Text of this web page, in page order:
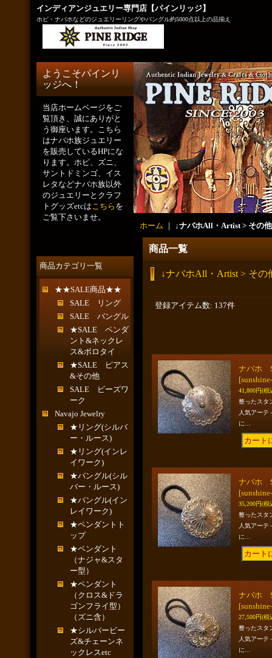
インディアンジュエリー専門店【パインリッジ】
ホピ・ナバホなどのジュエリーリングやバングル約5000点以上の品揃え
ようこそパインリ
ッジへ！
当店ホームページをご
覧頂き、誠にありがと
う御座います。こちら
はナバホ族ジュエリー
を販売しているHPにな
ります。ホピ、ズニ、
サントドミンゴ、イス
レタなどナバホ族以外
のジュエリーとクラフ
トグッズetcはこちら を
ご覧下さいませ。
商品カテゴリ一覧
★★SALE商品★★
SALE リング
SALE バングル
★SALE ペンダ
ント&ネックレ
ス&ボロタイ
★SALE ピアス
&その他
SALE ビーズワ
ーク
Navajo Jewelry
★リング(シルバ
ー・ルース)
★リング(インレ
イワーク)
★バングル(シル
バー・ルース)
★バングル(イン
レイワーク)
★ペンダントト
ップ
★ペンダント
（ナジャ&スタ
ー型）
★ペンダント
（クロス&ドラ
ゴンフライ型）
（ズニ含）
★シルバービー
ズ&チェーンネ
ックレスetc
ホーム ｜ ↓ナバホAll・Artist > その他
商品一覧
↓ナバホAll・Artist > その
登録アイテム数: 137件
ナバホ
41,800円(税
整ったスタ
人気アーテ
に…
ナバホ
35,200円(税
整ったスタ
人気アーテ
に…
ナバホ
27,500円(税
整ったスタ
人気アーテ
に…